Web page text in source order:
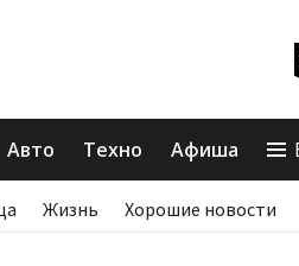
Авто Техно Афиша
Жизнь Хорошие новости